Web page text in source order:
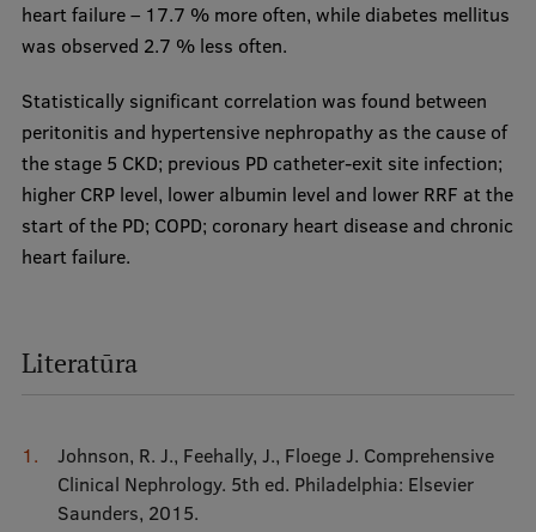
heart failure – 17.7 % more often, while diabetes mellitus
was observed 2.7 % less often.
Statistically significant correlation was found between
peritonitis and hypertensive nephropathy as the cause of
the stage 5 CKD; previous PD catheter-exit site infection;
higher CRP level, lower albumin level and lower RRF at the
start of the PD; COPD; coronary heart disease and chronic
heart failure.
Literatūra
Johnson, R. J., Feehally, J., Floege J. Comprehensive
Clinical Nephrology. 5th ed. Philadelphia: Elsevier
Saunders, 2015.